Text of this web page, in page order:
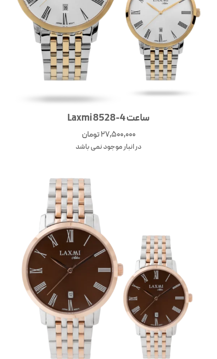
ساعت Laxmi 8528-4
27,500,000تومان
در انبار موجود نمی باشد